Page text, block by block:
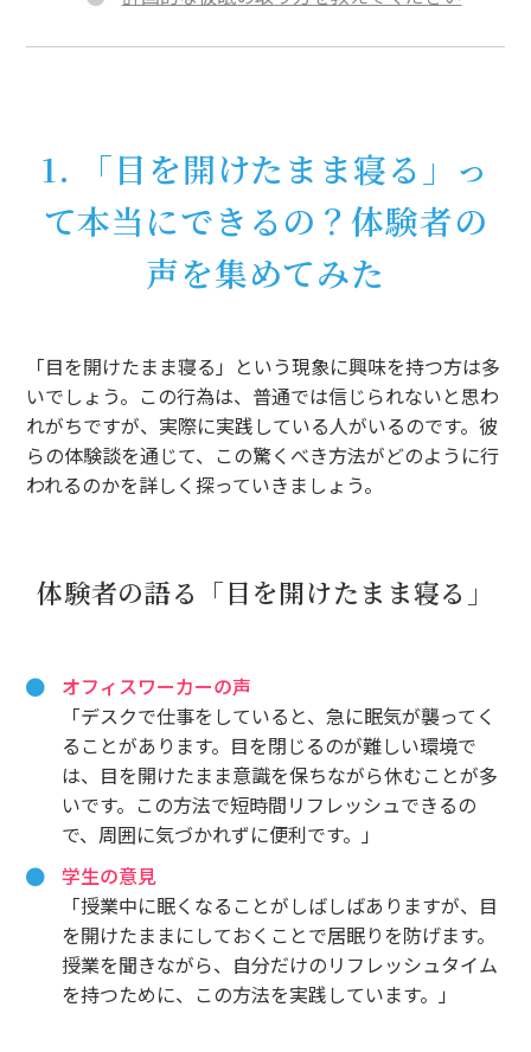
1. 「目を開けたまま寝る」っ
て本当にできるの？体験者の
声を集めてみた
「目を開けたまま寝る」という現象に興味を持つ方は多
いでしょう。この行為は、普通では信じられないと思わ
れがちですが、実際に実践している人がいるのです。彼
らの体験談を通じて、この驚くべき方法がどのように行
われるのかを詳しく探っていきましょう。
体験者の語る「目を開けたまま寝る」
オフィスワーカーの声
「デスクで仕事をしていると、急に眠気が襲ってく
ることがあります。目を閉じるのが難しい環境で
は、目を開けたまま意識を保ちながら休むことが多
いです。この方法で短時間リフレッシュできるの
で、周囲に気づかれずに便利です。」
学生の意見
「授業中に眠くなることがしばしばありますが、目
を開けたままにしておくことで居眠りを防げます。
授業を聞きながら、自分だけのリフレッシュタイム
を持つために、この方法を実践しています。」